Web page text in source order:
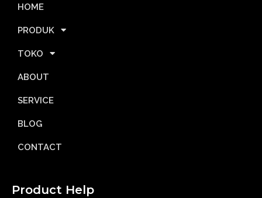
HOME
PRODUK
TOKO
ABOUT
SERVICE
BLOG
CONTACT
Product Help